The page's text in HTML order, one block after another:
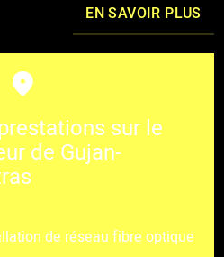
EN SAVOIR PLUS
sur le
de Gujan-
de réseau fibre optique